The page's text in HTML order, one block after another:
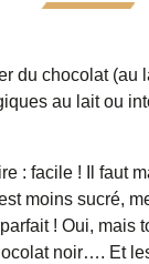
du chocolat (au
au lait ou
: facile ! Il faut
moins sucré,
! Oui, mais
noir…. Et